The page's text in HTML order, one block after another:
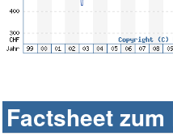
Factsheet zum